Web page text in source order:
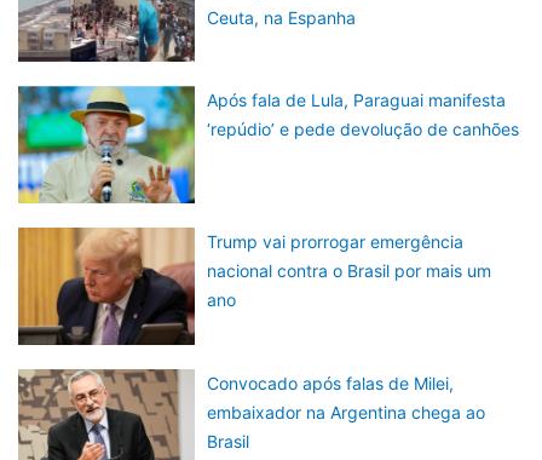
Ceuta, na Espanha
Após fala de Lula, Paraguai manifesta
‘repúdio’ e pede devolução de canhões
Trump vai prorrogar emergência
nacional contra o Brasil por mais um
ano
Convocado após falas de Milei,
embaixador na Argentina chega ao
Brasil